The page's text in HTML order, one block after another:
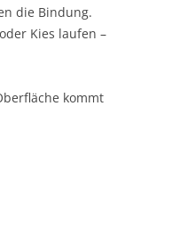
die Bindung.
Kies laufen –
kommt